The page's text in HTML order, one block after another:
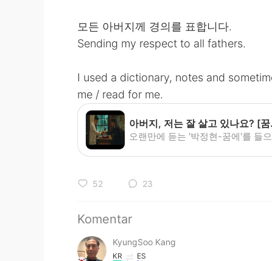
모든 아버지께 경의를 표합니다.
Sending my respect to all fathers.
I used a dictionary, notes and
me / read for me.
아버지,
52 23
Komentar
KyungSoo Kang
KR ES